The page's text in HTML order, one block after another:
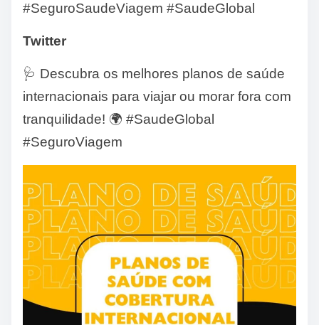
#SeguroSaudeViagem #SaudeGlobal
Twitter
🩺 Descubra os melhores planos de saúde
internacionais para viajar ou morar fora com
tranquilidade! 🌍 #SaudeGlobal
#SeguroViagem